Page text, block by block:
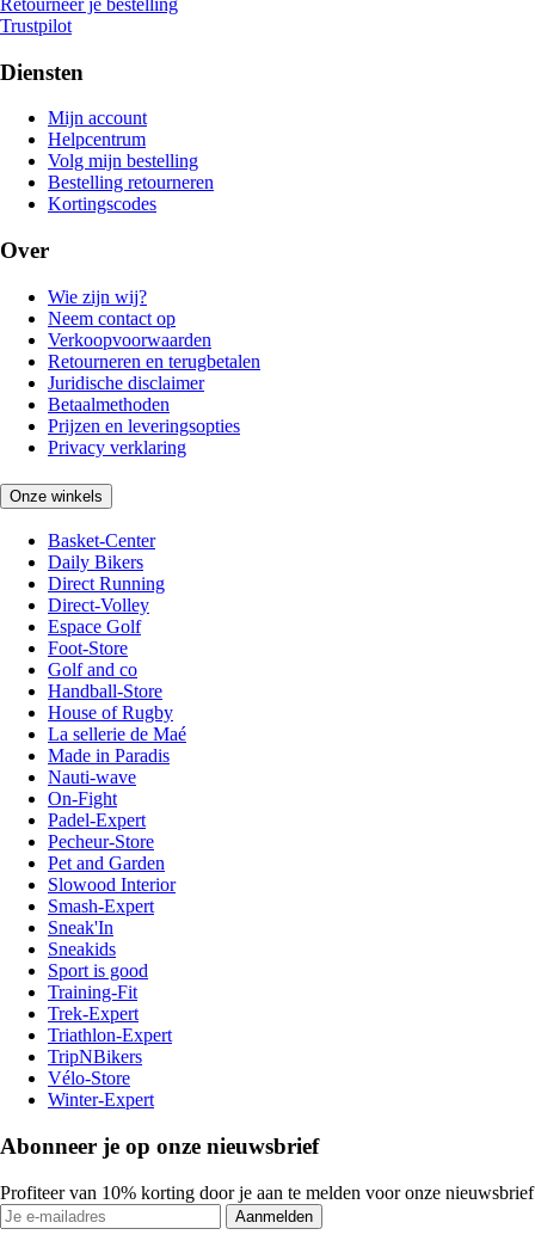
Retourneer je bestelling
Trustpilot
Diensten
Mijn account
Helpcentrum
Volg mijn bestelling
Bestelling retourneren
Kortingscodes
Over
Wie zijn wij?
Neem contact op
Verkoopvoorwaarden
Retourneren en terugbetalen
Juridische disclaimer
Betaalmethoden
Prijzen en leveringsopties
Privacy verklaring
Onze winkels
Basket-Center
Daily Bikers
Direct Running
Direct-Volley
Espace Golf
Foot-Store
Golf and co
Handball-Store
House of Rugby
La sellerie de Maé
Made in Paradis
Nauti-wave
On-Fight
Padel-Expert
Pecheur-Store
Pet and Garden
Slowood Interior
Smash-Expert
Sneak'In
Sneakids
Sport is good
Training-Fit
Trek-Expert
Triathlon-Expert
TripNBikers
Vélo-Store
Winter-Expert
Abonneer je op onze nieuwsbrief
Profiteer van 10% korting door je aan te melden voor onze nieuwsbrief
Aanmelden